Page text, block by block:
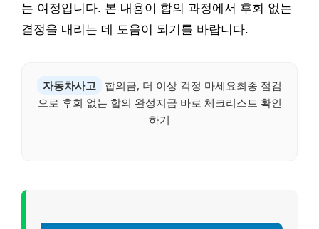
는 여정입니다. 본 내용이 합의 과정에서 후회 없는
결정을 내리는 데 도움이 되기를 바랍니다.
자동차사고
합의금, 더 이상 걱정 마세요최종 점검
으로 후회 없는 합의 완성지금 바로 체크리스트 확인
하기